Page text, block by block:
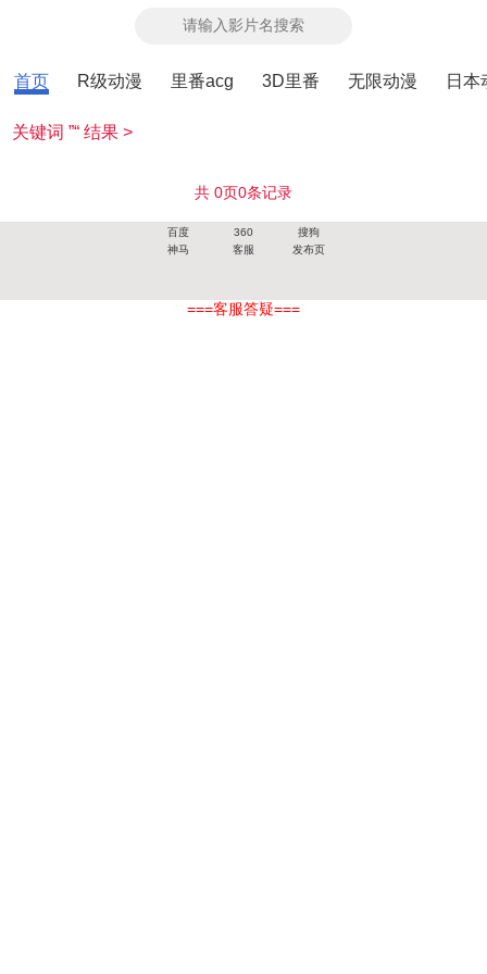
首页 R级动漫 里番acg 3D里番 无限动漫 日本
关键词 ”“ 结果 >
共 0页0条记录
百度 360
搜狗
神马
客服 发布页
===客服答疑===